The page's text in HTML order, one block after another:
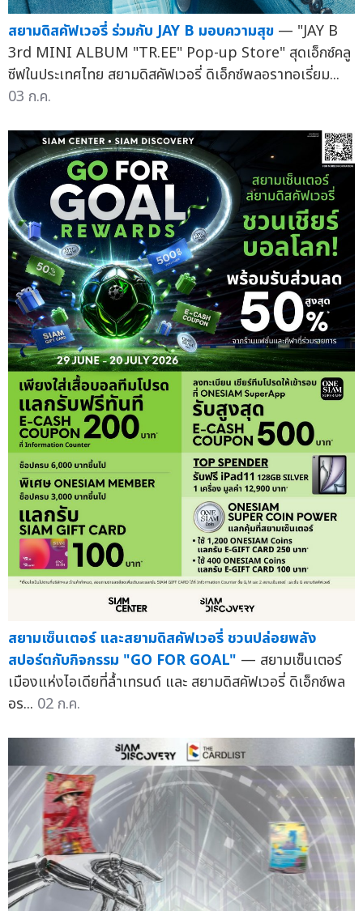
สยามดิสคัฟเวอรี่ ร่วมกับ JAY B มอบความสุข — "JAY B
3rd MINI ALBUM "TR.EE" Pop-up Store" สุดเอ็กซ์คลู
ซีฟในประเทศไทย สยามดิสคัฟเวอรี่ ดิเอ็กซ์พลอราทอเรี่ยม...
03 ก.ค.
สยามเซ็นเตอร์ และสยามดิสคัฟเวอรี่ ชวนปล่อยพลัง
สปอร์ตกับกิจกรรม "GO FOR GOAL" — สยามเซ็นเตอร์
เมืองแห่งไอเดียที่ล้ำเทรนด์ และ สยามดิสคัฟเวอรี่ ดิเอ็กซ์พล
อร... 02 ก.ค.